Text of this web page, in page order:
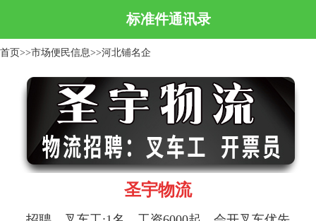
标准件通讯录
首页>>市场便民信息>>河北铺名企
圣宇物流